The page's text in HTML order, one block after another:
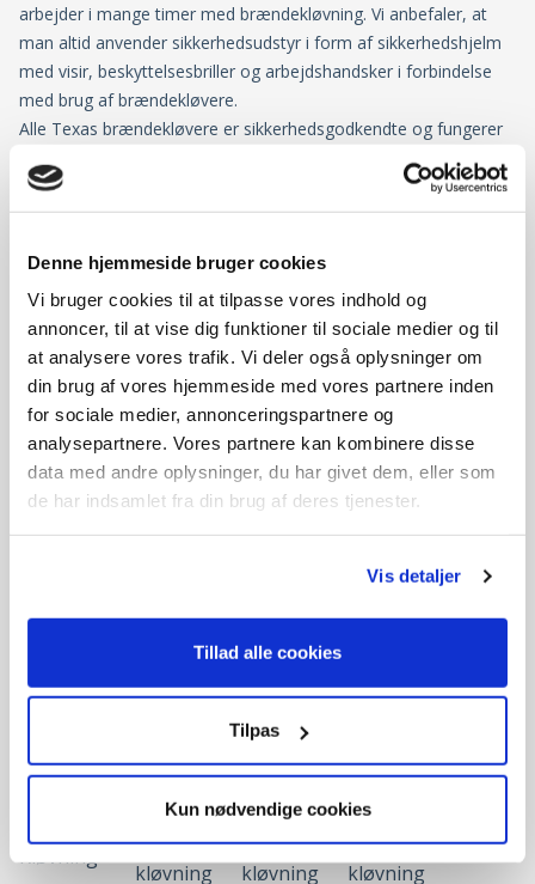
Denne hjemmeside bruger cookies
Vi bruger cookies til at tilpasse vores indhold og
annoncer, til at vise dig funktioner til sociale medier og til
at analysere vores trafik. Vi deler også oplysninger om
din brug af vores hjemmeside med vores partnere inden
for sociale medier, annonceringspartnere og
analysepartnere. Vores partnere kan kombinere disse
data med andre oplysninger, du har givet dem, eller som
de har indsamlet fra din brug af deres tjenester.
Vis detaljer
Tillad alle cookies
Tilpas
Kun nødvendige cookies
arbejder i mange timer med brændekløvning. Vi anbefaler, at
man altid anvender sikkerhedsudstyr i form af sikkerhedshjelm
med visir, beskyttelsesbriller og arbejdshandsker i forbindelse
med brug af brændekløvere.
Alle Texas brændekløvere er sikkerhedsgodkendte og fungerer
med 2-hånds-betjening, som sikrer, at hænderne er fikseret, når
stemplet kører.
Transport
En brændekløver med benzinmotor giver dig fuld frihed, når du
arbejder. Du er ikke afhængig af strøm eller kabler. Du kan opnå
samme frihed med en elektrisk brændekløver ved, at tilslutte
kløveren til engenerator. Hvis transporten skal gå så nemt som
muligt, findes der brændekløvere, som kan tilkobles bilens
anhængerkrog og dermed nemt fragtes. Vær opmærksom på,
at disse brændekløvere kun må transporteres på denne måde
Hvilken brændekløver skal jeg
Brændekløvere kan inddeles i 3 overordnede kategorier:
Større
Op til 6
tons
Kløvning
Vandret
kløvning
Vandret
kløvning
Vandret og lodret
kløvning